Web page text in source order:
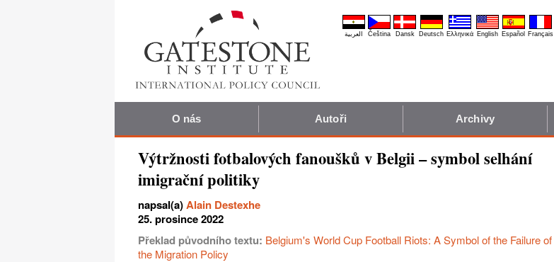
العربية Čeština Dansk Deutsch Ελληνικά English Español Français
O nás Autoři Archivy
Výtržnosti fotbalových fanoušků v Belgii – symbol selhání
imigrační politiky
napsal(a)Alain Destexhe
25. prosince 2022
Překlad původního textu: Belgium's World Cup Football Riots: A Symbol of the Failure of
the Migration Policy